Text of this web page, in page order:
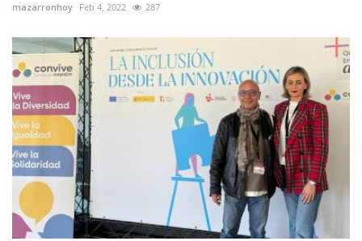
mazarronhoy Feb 4, 2022 287